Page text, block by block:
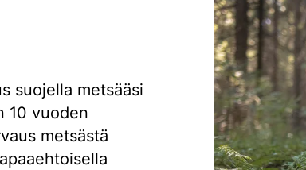
suojella metsääsi
10 vuoden
metsästä